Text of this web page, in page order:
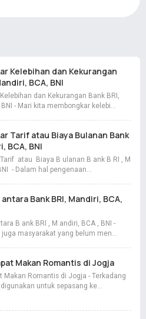
Kelebihan dan Kekurangan
BCA, BNI
dan Kekurangan Bank BRI,
BNI - Mari kita membongkar kelebi…
Tarif atau Biaya Bulanan Bank
BCA, BNI
atau Biaya B ulanan B ank B RI , M
- Dalam hal pengenaan…
Bank BRI, Mandiri, BCA,
B ank BRI , M andiri, BCA , BNI -
juga masyarakat yang belum men…
Makan Romantis di Jogja
Makan Romantis di Jogja - Terkadang
untuk sepasang ke…